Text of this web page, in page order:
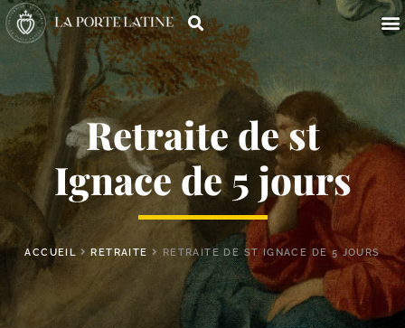
Retraite de st
Ignace de 5 jours
ACCUEIL RETRAITE RETRAITE DE ST IGNACE DE 5 JOURS